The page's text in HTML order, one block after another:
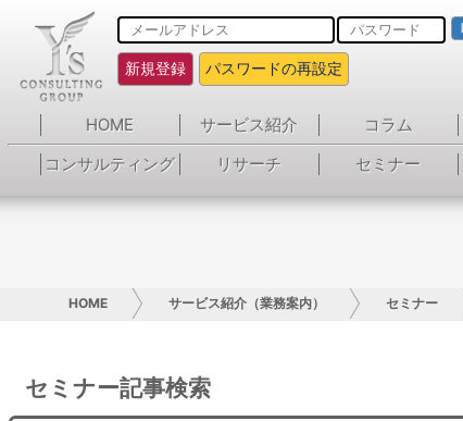
新規登録 パスワードの再設定
HOME サービス紹介 コラム
コンサルティング
リサーチ セミナー
HOME サービス紹介（業務案内） セミナー
セミナー記事検索